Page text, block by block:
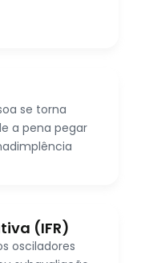
se torna
a pena pegar
(IFR)
osciladores